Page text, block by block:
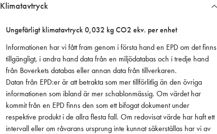
n
d
Klimatavtryck
Ungefärligt klimatavtryck 0,032 kg CO2 ekv. per enhet
Informationen har vi fått fram genom i första hand en EPD om det finns
tillgängligt, i andra hand data från en miljödatabas och i tredje hand
från Boverkets databas eller annan data från tillverkaren.
Datan från EPD:er är att betrakta som mer tillförlitlig än den övriga
informationen som ibland är mer schablonmässig. Om värdet har
kommit från en EPD finns den som ett bifogat dokument under
respektive produkt i de allra flesta fall. Om redovisat värde har haft ett
intervall eller om råvarans ursprung inte kunnat säkerställas har vi av